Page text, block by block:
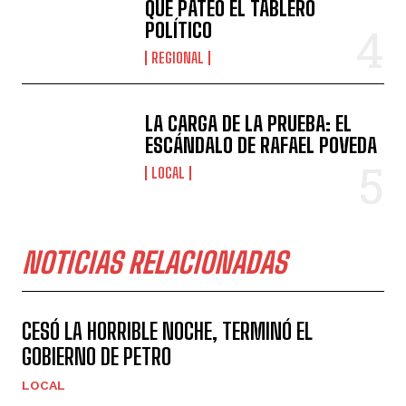
QUE PATEÓ EL TABLERO
POLÍTICO
REGIONAL
LA CARGA DE LA PRUEBA: EL
ESCÁNDALO DE RAFAEL POVEDA
LOCAL
NOTICIAS RELACIONADAS
CESÓ LA HORRIBLE NOCHE, TERMINÓ EL
GOBIERNO DE PETRO
LOCAL